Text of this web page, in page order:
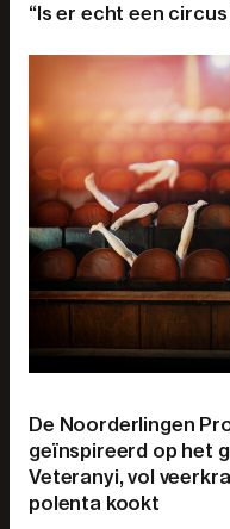
“Is er echt een circus
De Noorderlingen
geïnspireerd op het
Veteranyi, vol
polenta kookt